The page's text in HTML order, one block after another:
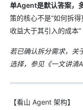
单Agent是默认答案，
策的核心不是“如何拆
收益大于其引入的成本”
若已确认拆分需求，关
选择，参见《一文讲清
【看山 Agent 架构】